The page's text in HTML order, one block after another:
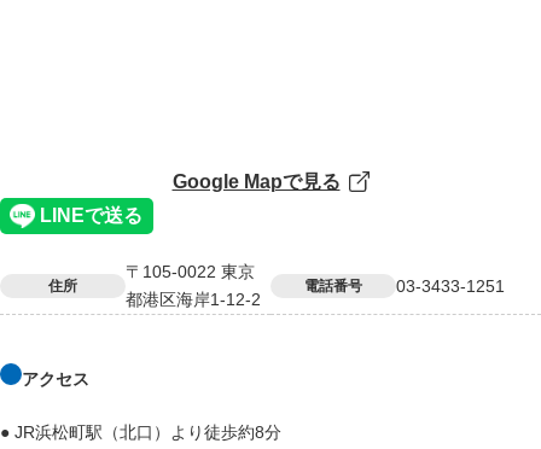
Google Mapで見る
住所
〒105-0022 東京
都港区海岸1-12-2
電話番号 03-3433-1251
アクセス
● JR浜松町駅（北口）より徒歩約8分